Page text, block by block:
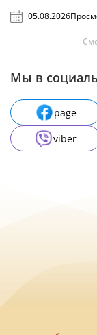
05.08.2026
Мы в
page
viber